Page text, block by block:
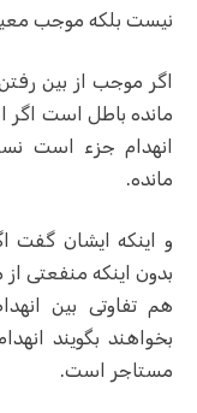
نیست بلکه موجب
اگر موجب از بین
مانده باطل است اگر
انهدام جزء است
مانده.
و اینکه ایشان گفت
بدون اینکه منفعتی
هم تفاوتی بین
بخواهند بگویند
مستاجر است.